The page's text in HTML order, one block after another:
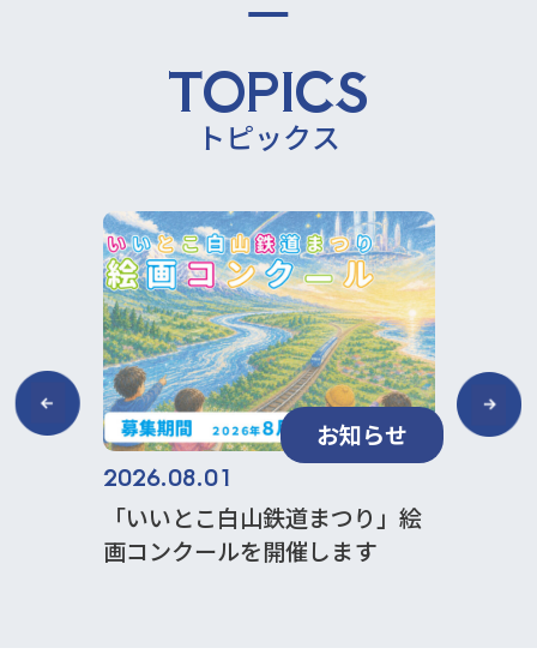
TOPICS
ト ピックス
せ
お知らせ
2026.08.01
「いいとこ白山鉄道まつり」絵
画コンクールを開催します